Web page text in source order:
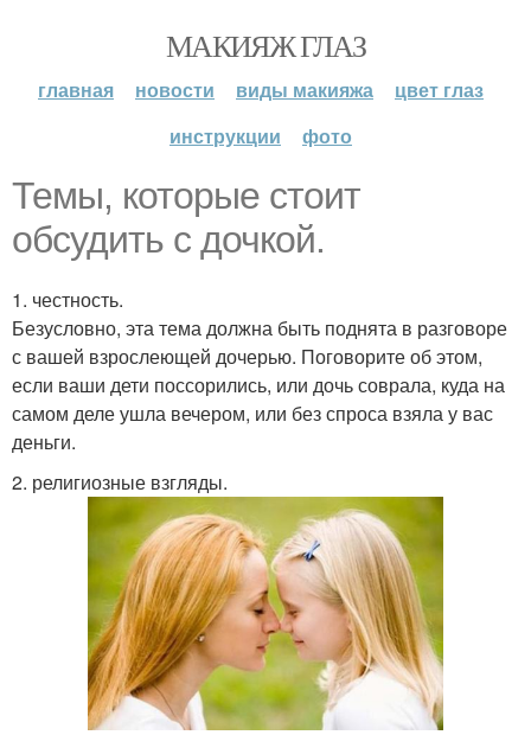
МАКИЯЖ ГЛАЗ
главная новости виды макияжа
цвет глаз
инструкции
фото
Темы, которые стоит
обсудить с дочкой.
1. честность.
Безусловно, эта тема должна быть поднята в разговоре
с вашей взрослеющей дочерью. Поговорите об этом,
если ваши дети поссорились, или дочь соврала, куда на
самом деле ушла вечером, или без спроса взяла у вас
деньги.
2. религиозные взгляды.